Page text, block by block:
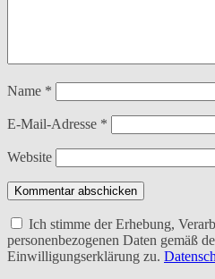
Name *
E-Mail-Adresse *
Website
Kommentar abschicken
Ich stimme der Erhebung,
personenbezogenen Daten gemäß
Einwilligungserklärung zu.